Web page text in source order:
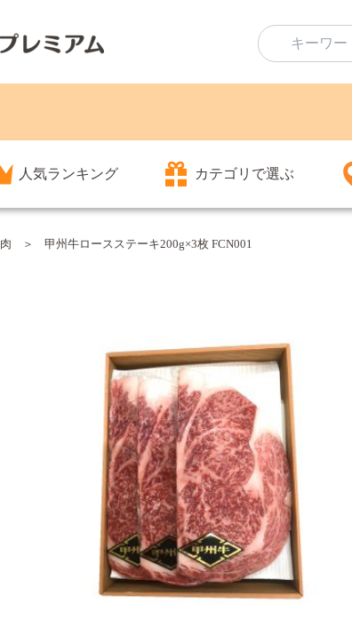
人気ランキング カテゴリで選ぶ
肉 甲州牛ロースステーキ200g×3枚 FCN001